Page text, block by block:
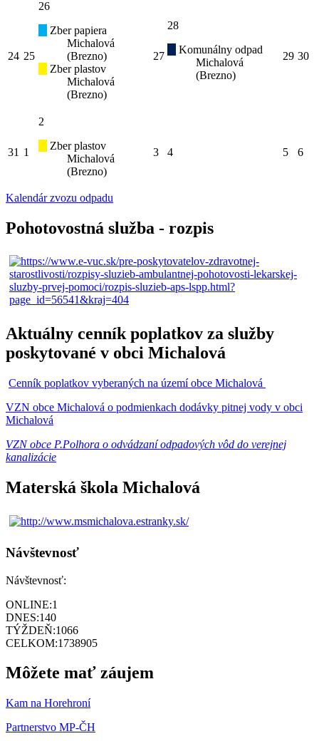
24 25
26
Zber papiera
Michalová
(Brezno)
Zber plastov
Michalová
(Brezno)
27
28
Komunálny odpad
Michalová
(Brezno)
29 30
31 1
2
Zber plastov
Michalová
(Brezno)
3 4 5 6
Kalendár zvozu odpadu
Pohotovostná služba - rozpis
Aktuálny cenník poplatkov za služby
poskytované v obci Michalová
Cenník poplatkov vyberaných na území obce Michalová
VZN obce Michalová o podmienkach dodávky pitnej vody v obci
Michalová
VZN obce P.Polhora o odvádzaní odpadových vôd do verejnej
kanalizácie
Materská škola Michalová
Návštevnosť
Návštevnosť:
ONLINE:1
DNES:140
TÝŽDEŇ:1066
CELKOM:1738905
Môžete mať záujem
Kam na Horehroní
Partnerstvo MP-ČH